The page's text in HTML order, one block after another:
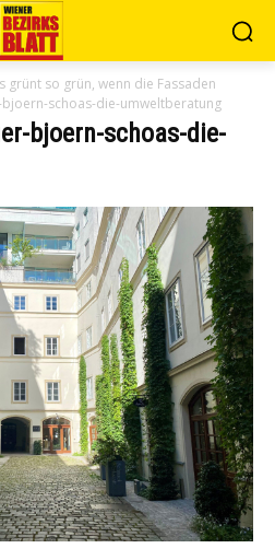
grünt so grün, wenn die Fassaden
schoas-die-umweltberatung
bjoern-schoas-die-